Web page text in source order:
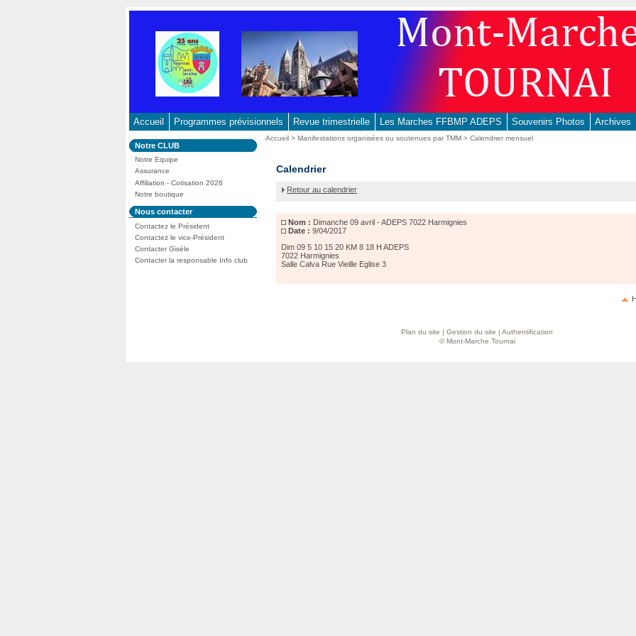
Accueil Programmes prévisionnels Revue trimestrielle Les Marches FFBMP ADEPS Souvenirs Photos Archives
Dans
la
rubrique
:
Notre CLUB
Notre Equipe
Assurance
Affiliation - Cotisation 2026
Notre boutique
Dans
la
rubrique
:
Nous contacter
Contactez le Président
Contactez le vice-Président
Contacter Gisèle
Contacter la responsable Info club
Vous
Accueil >Manifestations organisées ou soutenues par TMM >Calendrier mensuel
Dimanche
avril
ADEPS
7022
Harmignies
Calendrier
Retour au calendrier
Nom : Dimanche 09 avril - ADEPS 7022 Harmignies
Date : 9/04/2017
Dim 09 5 10 15 20 KM 8 18 H ADEPS
7022 Harmignies
Salle Calva Rue Vieille Eglise 3
Plan du site | Gestion du site | Authentification
© Mont-Marche Tournai